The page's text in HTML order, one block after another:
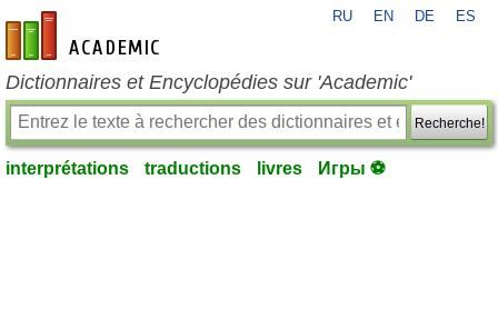
fr-academic.com
RU EN DE ES
Dictionnaires et Encyclopédies sur 'Academic'
Recherche!
interprétations traductions livres Игры ⚽